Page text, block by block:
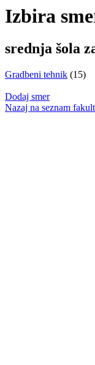
Izbira
srednja šola
Gradbeni tehnik (15)
Dodaj smer
Nazaj na seznam